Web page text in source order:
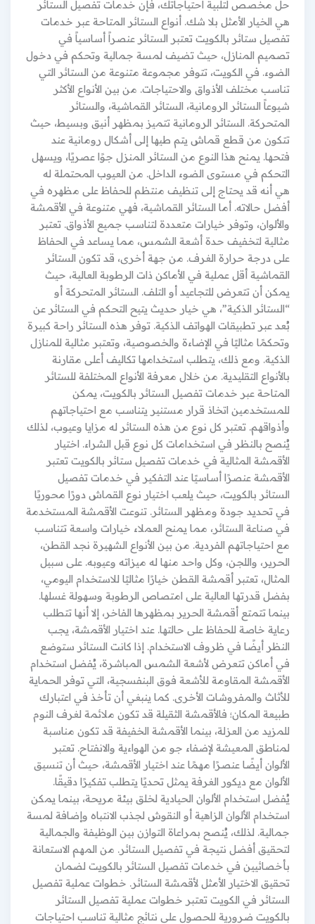
حل مخصص لتلبية احتياجاتك، فإن خدمات تفصيل الستائر
هي الخيار الأمثل بلا شك. أنواع الستائر المتاحة عبر خدمات
تفصيل ستائر بالكويت تعتبر الستائر عنصراً أساسياً في
تصميم المنازل، حيث تضيف لمسة جمالية وتحكم في دخول
الضوء. في الكويت، تتوفر مجموعة متنوعة من الستائر التي
تناسب مختلف الأذواق والاحتياجات. من بين الأنواع الأكثر
شيوعاً الستائر الرومانية، الستائر القماشية، والستائر
المتحركة. الستائر الرومانية تتميز بمظهر أنيق وبسيط، حيث
تتكون من قطع قماش يتم طيها إلى أشكال رومانية عند
فتحها. يمنح هذا النوع من الستائر المنزل جوًا عصريًا، ويسهل
التحكم في مستوى الضوء الداخل. من العيوب المحتملة له
هي أنه قد يحتاج إلى تنظيف منتظم للحفاظ على مظهره في
أفضل حالاته. أما الستائر القماشية، فهي متنوعة في الأقمشة
والألوان، وتوفر خيارات متعددة لتناسب جميع الأذواق. تعتبر
مثالية لتخفيف حدة أشعة الشمس، مما يساعد في الحفاظ
على درجة حرارة الغرف. من جهة أخرى، قد تكون الستائر
القماشية أقل عملية في الأماكن ذات الرطوبة العالية، حيث
يمكن أن تتعرض للتجاعيد أو التلف. الستائر المتحركة أو
“الستائر الذكية”، هي خيار حديث يتيح التحكم في الستائر عن
بُعد عبر تطبيقات الهواتف الذكية. توفر هذه الستائر راحة كبيرة
وتحكمًا مثاليًا في الإضاءة والخصوصية، وتعتبر مثالية للمنازل
الذكية. ومع ذلك، يتطلب استخدامها تكاليف أعلى مقارنة
بالأنواع التقليدية. من خلال معرفة الأنواع المختلفة للستائر
المتاحة عبر خدمات تفصيل الستائر بالكويت، يمكن
للمستخدمين اتخاذ قرار مستنير يتناسب مع احتياجاتهم
وأذواقهم. تعتبر كل نوع من هذه الستائر له مزايا وعيوب، لذلك
يُنصح بالنظر في استخدامات كل نوع قبل الشراء. اختيار
الأقمشة المثالية في خدمات تفصيل ستائر بالكويت تعتبر
الأقمشة عنصرًا أساسيًا عند التفكير في خدمات تفصيل
الستائر بالكويت، حيث يلعب اختيار نوع القماش دورًا محوريًا
في تحديد جودة ومظهر الستائر. تنوعت الأقمشة المستخدمة
في صناعة الستائر، مما يمنح العملاء خيارات واسعة تتناسب
مع احتياجاتهم الفردية. من بين الأنواع الشهيرة نجد القطن،
الحرير، واللجن، وكل واحد منها له ميزاته وعيوبه. على سبيل
المثال، تعتبر أقمشة القطن خيارًا مثاليًا للاستخدام اليومي،
بفضل قدرتها العالية على امتصاص الرطوبة وسهولة غسلها.
بينما تتمتع أقمشة الحرير بمظهرها الفاخر، إلا أنها تتطلب
رعاية خاصة للحفاظ على حالتها. عند اختيار الأقمشة، يجب
النظر أيضًا في ظروف الاستخدام. إذا كانت الستائر ستوضع
في أماكن تتعرض لأشعة الشمس المباشرة، يُفضل استخدام
الأقمشة المقاومة للأشعة فوق البنفسجية، التي توفر الحماية
للأثاث والمفروشات الأخرى. كما ينبغي أن تأخذ في اعتبارك
طبيعة المكان؛ فالأقمشة الثقيلة قد تكون ملائمة لغرف النوم
للمزيد من العزلة، بينما الأقمشة الخفيفة قد تكون مناسبة
لمناطق المعيشة لإضفاء جو من الهواءية والانفتاح. تعتبر
الألوان أيضًا عنصرًا مهمًا عند اختيار الأقمشة، حيث أن تنسيق
الألوان مع ديكور الغرفة يمثل تحديًا يتطلب تفكيرًا دقيقًا.
يُفضل استخدام الألوان الحيادية لخلق بيئة مريحة، بينما يمكن
استخدام الألوان الزاهية أو النقوش لجذب الانتباه وإضافة لمسة
جمالية. لذلك، يُنصح بمراعاة التوازن بين الوظيفة والجمالية
لتحقيق أفضل نتيجة في تفصيل الستائر. من المهم الاستعانة
بأخصائيين في خدمات تفصيل الستائر بالكويت لضمان
تحقيق الاختيار الأمثل لأقمشة الستائر. خطوات عملية تفصيل
الستائر في الكويت تعتبر خطوات عملية تفصيل الستائر
بالكويت ضرورية للحصول على نتائج مثالية تناسب احتياجات